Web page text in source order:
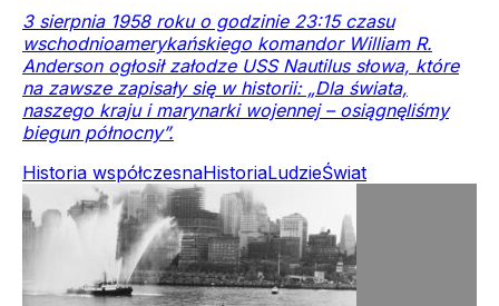
3 sierpnia 1958 roku o godzinie 23:15 czasu
wschodnioamerykańskiego komandor William R.
Anderson ogłosił załodze USS Nautilus słowa, które
na zawsze zapisały się w historii: „Dla świata,
naszego kraju i marynarki wojennej – osiągnęliśmy
biegun północny”.
Historia współczesnaHistoriaLudzieŚwiat